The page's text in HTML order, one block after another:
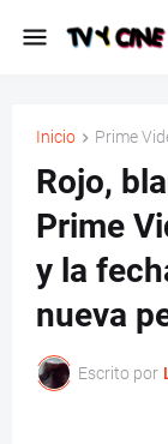
Inicio Prime
Rojo,
Prime
y la
nueva
Escrito por